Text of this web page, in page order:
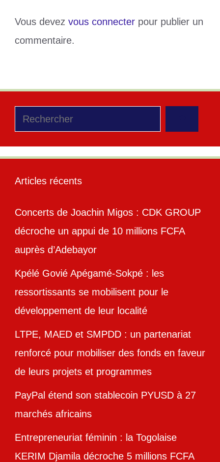
Vous devez vous connecter pour publier un
commentaire.
Rechercher
Articles récents
Concerts de Joachin Migos : CDK GROUP
décroche un appui de 10 millions FCFA
auprès d’Adebayor
Kpélé Govié Apégamé-Sokpé : les
ressortissants se mobilisent pour le
développement de leur localité
LTPE, MAED et SMPDD : un partenariat
renforcé pour mobiliser des fonds en faveur
de leurs projets et programmes
PayPal étend son stablecoin PYUSD à 27
marchés africains
Entrepreneuriat féminin : la Togolaise
KERIM Djamila décroche 5 millions FCFA